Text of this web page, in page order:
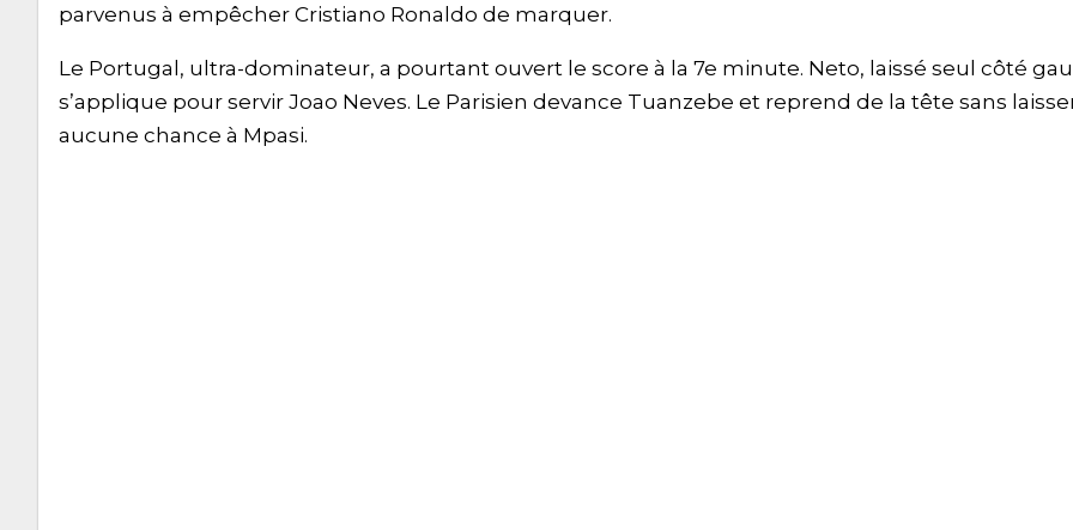
parvenus à empêcher Cristiano Ronaldo de marquer.
Le Portugal, ultra-dominateur, a pourtant ouvert le score à la 7e minute. Neto, laissé seul côté
s’applique pour servir Joao Neves. Le Parisien devance Tuanzebe et reprend de la tête sans
aucune chance à Mpasi.